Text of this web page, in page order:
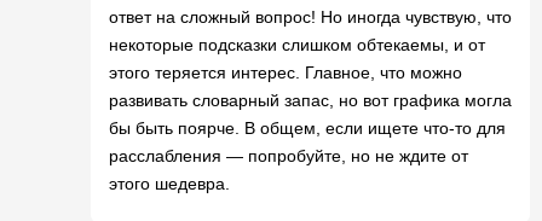
ответ на сложный вопрос! Но иногда чувствую, что
некоторые подсказки слишком обтекаемы, и от
этого теряется интерес. Главное, что можно
развивать словарный запас, но вот графика могла
бы быть поярче. В общем, если ищете что-то для
расслабления — попробуйте, но не ждите от
этого шедевра.